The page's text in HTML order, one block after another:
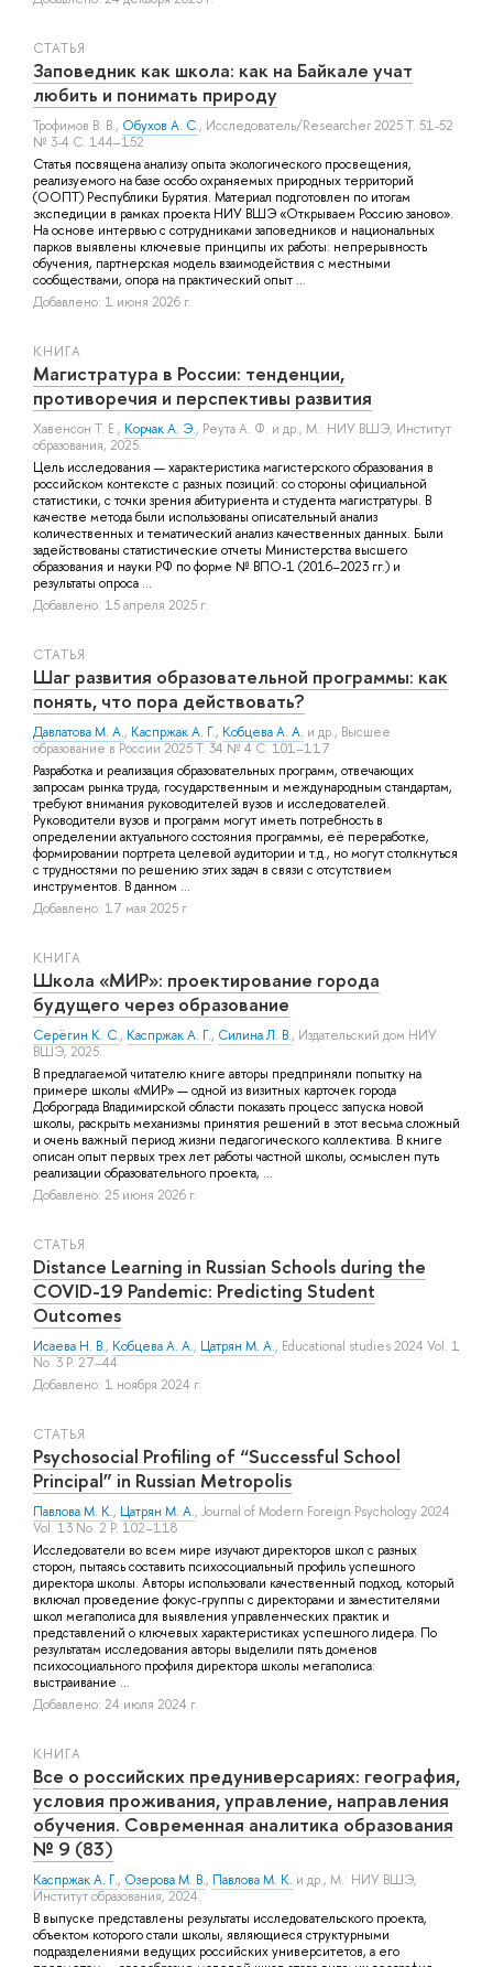
СТАТЬЯ
Заповедник как школа: как на Байкале учат
любить и понимать природу
Трофимов В. В., Обухов А. С., Исследователь/Researcher 2025 Т. 51-52
№ 3-4 С. 144–152
Статья посвящена анализу опыта экологического просвещения,
реализуемого на базе особо охраняемых природных территорий
(ООПТ) Республики Бурятия. Материал подготовлен по итогам
экспедиции в рамках проекта НИУ ВШЭ «Открываем Россию заново».
На основе интервью с сотрудниками заповедников и национальных
парков выявлены ключевые принципы их работы: непрерывность
обучения, партнерская модель взаимодействия с местными
сообществами, опора на практический опыт ...
Добавлено: 1 июня 2026 г.
КНИГА
Магистратура в России: тенденции,
противоречия и перспективы развития
Хавенсон Т. Е., Корчак А. Э., Реута А. Ф. и др., М.: НИУ ВШЭ, Институт
образования, 2025.
Цель исследования — характеристика магистерского образования в
российском контексте с разных позиций: со стороны официальной
статистики, с точки зрения абитуриента и студента магистратуры. В
качестве метода были использованы описательный анализ
количественных и тематический анализ качественных данных. Были
задействованы статистические отчеты Министерства высшего
образования и науки РФ по форме № ВПО-1 (2016–2023 гг.) и
результаты опроса ...
Добавлено: 15 апреля 2025 г.
СТАТЬЯ
Шаг развития образовательной программы: как
понять, что пора действовать?
Давлатова М. А., Каспржак А. Г., Кобцева А. А. и др., Высшее
образование в России 2025 Т. 34 № 4 С. 101–117
Разработка и реализация образовательных программ, отвечающих
запросам рынка труда, государственным и международным стандартам,
требуют внимания руководителей вузов и исследователей.
Руководители вузов и программ могут иметь потребность в
определении актуального состояния программы, её переработке,
формировании портрета целевой аудитории и т.д., но могут столкнуться
с трудностями по решению этих задач в связи с отсутствием
инструментов. В данном ...
Добавлено: 17 мая 2025 г.
КНИГА
Школа «МИР»: проектирование города
будущего через образование
Серёгин К. С., Каспржак А. Г., Силина Л. В., Издательский дом НИУ
ВШЭ, 2025.
В предлагаемой читателю книге авторы предприняли попытку на
примере школы «МИР» — одной из визитных карточек города
Доброграда Владимирской области показать процесс запуска новой
школы, раскрыть механизмы принятия решений в этот весьма сложный
и очень важный период жизни педагогического коллектива. В книге
описан опыт первых трех лет работы частной школы, осмыслен путь
реализации образовательного проекта, ...
Добавлено: 25 июня 2026 г.
СТАТЬЯ
Distance Learning in Russian Schools during the
COVID-19 Pandemic: Predicting Student
Outcomes
Исаева Н. В., Кобцева А. А., Цатрян М. А., Educational studies 2024 Vol. 1
No. 3 P. 27–44
Добавлено: 1 ноября 2024 г.
СТАТЬЯ
Psychosocial Profiling of “Successful School
Principal” in Russian Metropolis
Павлова М. К., Цатрян М. А., Journal of Modern Foreign Psychology 2024
Vol. 13 No. 2 P. 102–118
Исследователи во всем мире изучают директоров школ с разных
сторон, пытаясь составить психосоциальный профиль успешного
директора школы. Авторы использовали качественный подход, который
включал проведение фокус-группы с директорами и заместителями
школ мегаполиса для выявления управленческих практик и
представлений о ключевых характеристиках успешного лидера. По
результатам исследования авторы выделили пять доменов
психосоциального профиля директора школы мегаполиса:
выстраивание ...
Добавлено: 24 июля 2024 г.
КНИГА
Все о российских предуниверсариях: география,
условия проживания, управление, направления
обучения. Современная аналитика образования
№ 9 (83)
Каспржак А. Г., Озерова М. В., Павлова М. К. и др., М.: НИУ ВШЭ,
Институт образования, 2024.
В выпуске представлены результаты исследовательского проекта,
объектом которого стали школы, являющиеся структурными
подразделениями ведущих российских университетов, а его